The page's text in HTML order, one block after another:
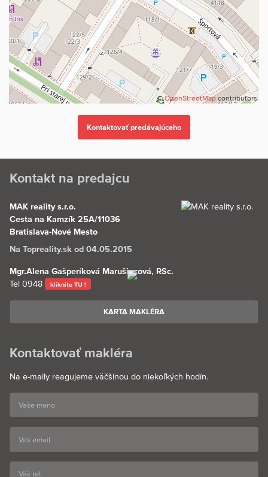
©OpenStreetMap contributors
Kontakt na predajcu
MAK reality s.r.o.
Cesta na Kamzík 25A/11036
Bratislava-Nové Mesto
Na Topreality.sk od 04.05.2015
Mgr.Alena Gašperíková Marušincová, RSc.
Tel 0948 kliknite TU !
KARTA MAKLÉRA
Kontaktovať makléra
Na e-maily reagujeme väčšinou do niekoľkých hodín.